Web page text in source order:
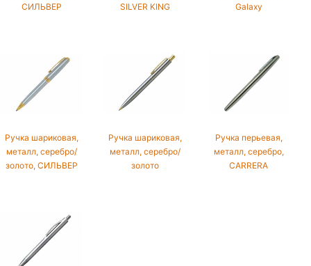
СИЛЬВЕР
SILVER KING
Galaxy
Ручка шариковая,
металл, серебро/
золото, СИЛЬВЕР
Ручка шариковая,
металл, серебро/
золото
Ручка перьевая,
металл, серебро,
CARRERA